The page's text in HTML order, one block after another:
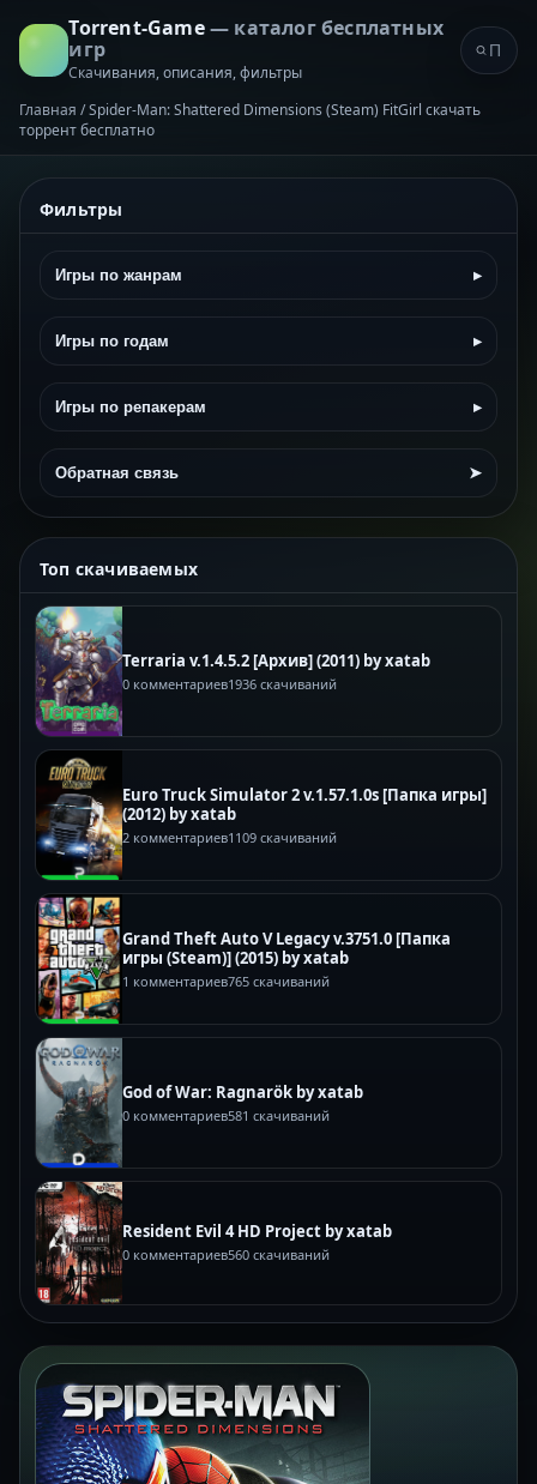
Torrent-Game— каталог бесплатных
игр
Скачивания, описания, фильтры
Главная /Spider-Man: Shattered Dimensions (Steam) FitGirl скачать
торрент бесплатно
Фильтры
Игры по жанрам ▸
Игры по годам ▸
Игры по репакерам ▸
Обратная связь ➤
Топ скачиваемых
Terraria v.1.4.5.2 [Архив] (2011) by xatab
0 комментариев1936 скачиваний
Euro Truck Simulator 2 v.1.57.1.0s [Папка игры]
(2012) by xatab
2 комментариев1109 скачиваний
Grand Theft Auto V Legacy v.3751.0 [Папка
игры (Steam)] (2015) by xatab
1 комментариев765 скачиваний
God of War: Ragnarök by xatab
0 комментариев581 скачиваний
Resident Evil 4 HD Project by xatab
0 комментариев560 скачиваний